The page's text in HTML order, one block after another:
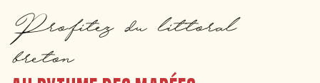
Profitez du littoral
breton